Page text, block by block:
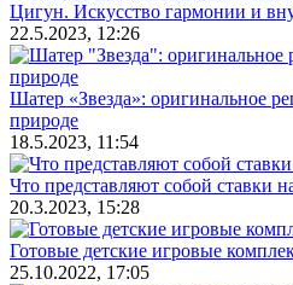
Цигун. Искусство гармонии и
22.5.2023, 12:26
Шатер «Звезда»: оригинальное
природе
18.5.2023, 11:54
Что представляют собой ставки
20.3.2023, 15:28
Готовые детские игровые
25.10.2022, 17:05